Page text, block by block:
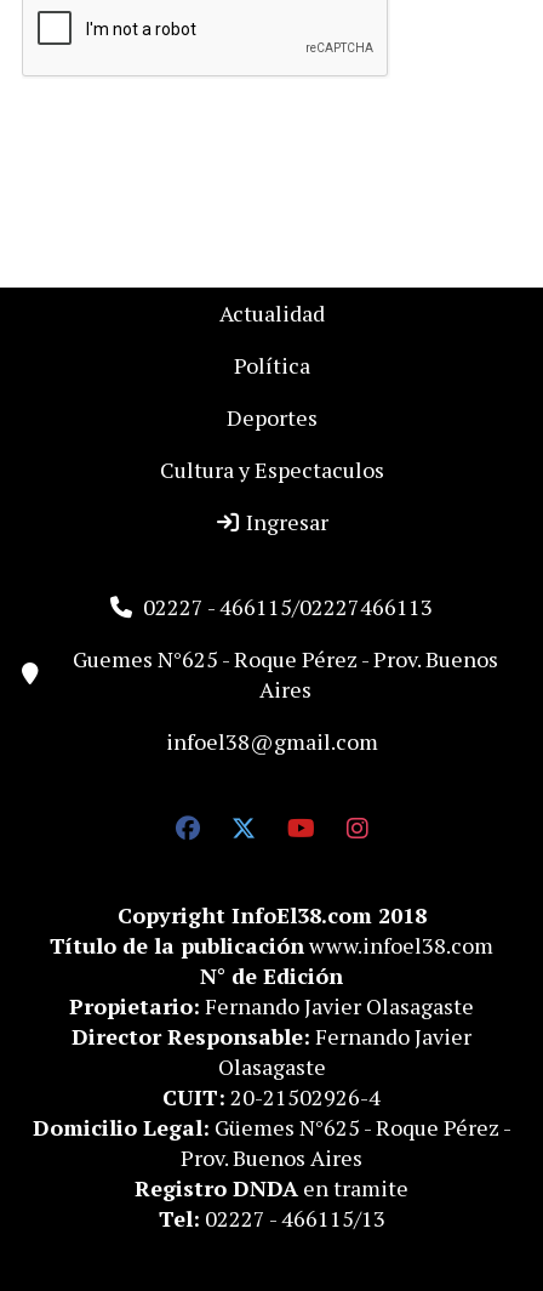
Actualidad
Política
Deportes
Cultura y Espectaculos
Ingresar
Copyright InfoEl38.com 2018
Título de la publicaciónwww.infoel38.com
N° de Edición
Propietario: Fernando Javier Olasagaste
Director Responsable: Fernando Javier
Olasagaste
CUIT: 20-21502926-4
Domicilio Legal: Güemes N°625 - Roque Pérez -
Prov. Buenos Aires
Registro DNDA en tramite
Tel: 02227 - 466115/13
02227 - 466115/02227466113
Guemes N°625 - Roque Pérez - Prov. Buenos
Aires
infoel38@gmail.com